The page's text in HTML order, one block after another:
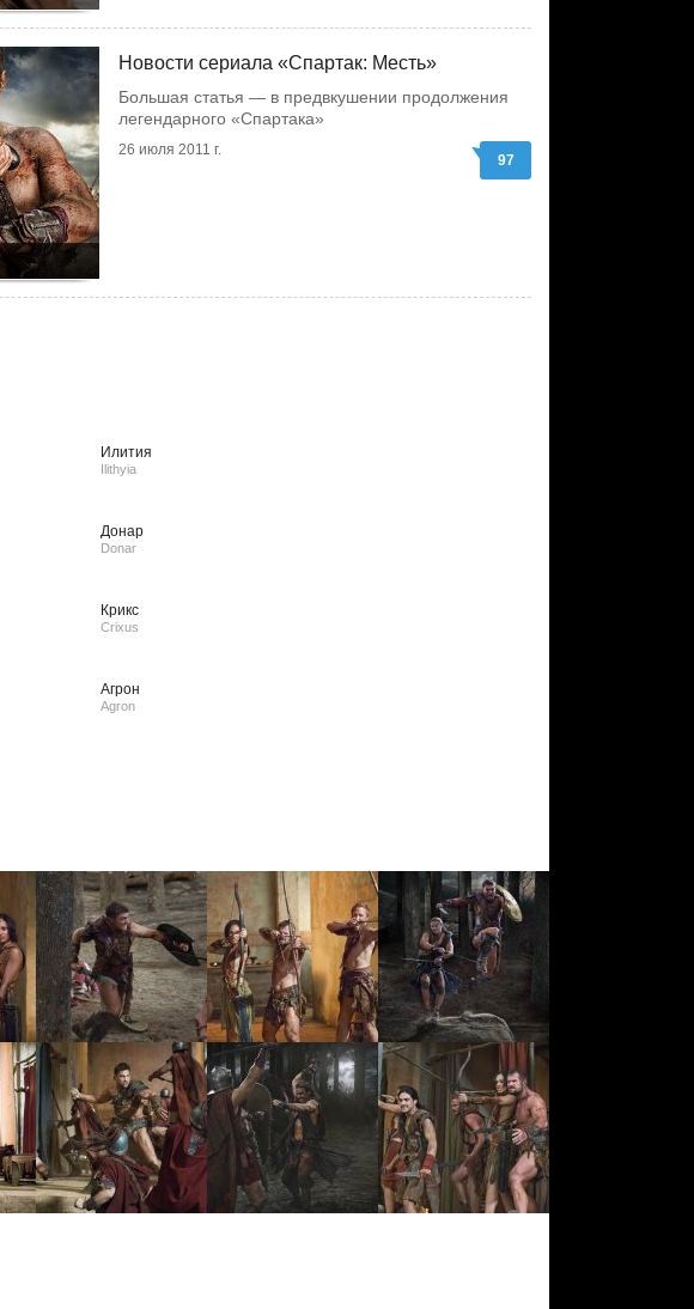
Новости сериала «Спартак: Месть»
Большая статья — в предвкушении продолжения
легендарного «Спартака»
26 июля 2011 г.
97
Илития
Ilithyia
Донар
Donar
Крикс
Crixus
Агрон
Agron